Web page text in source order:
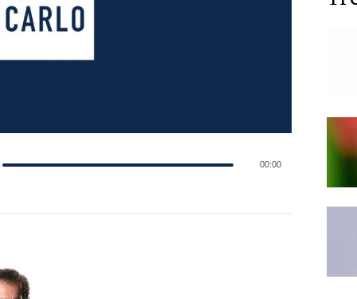
00:00